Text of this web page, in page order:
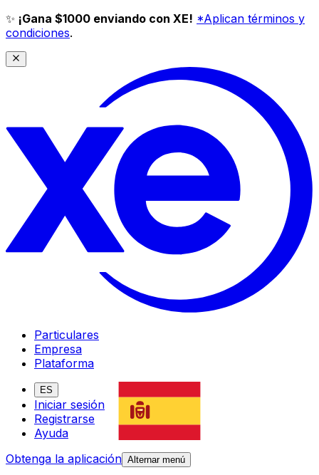
✨ ¡Gana $1000 enviando con XE! *Aplican términos y
condiciones.
Particulares
Empresa
Plataforma
ES
Iniciar sesión
Registrarse
Ayuda
Obtenga la aplicación Alternar menú